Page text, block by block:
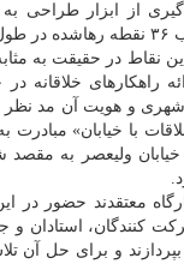
گیری از ابزار طراحی
شده است، بدین سبب ۳۶ نقطه
نقاط در حقیقت به
راهکارهای خلاقانه
شهری و هویت آن مد نظر
با خیابان» مبادرت
خیابان ولیعصر به
معتقدند حضور در
کنندگان، استادان و
و برای حل آن